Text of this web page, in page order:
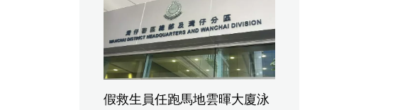
假救生員任跑馬地雲暉大廈泳